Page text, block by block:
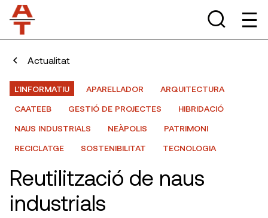
Actualitat
L'INFORMATIU APARELLADOR
ARQUITECTURA
CAATEEB
GESTIÓ DE PROJECTES
HIBRIDACIÓ
NAUS INDUSTRIALS
NEÀPOLIS
PATRIMONI
RECICLATGE
SOSTENIBILITAT TECNOLOGIA
Reutilització de naus
industrials